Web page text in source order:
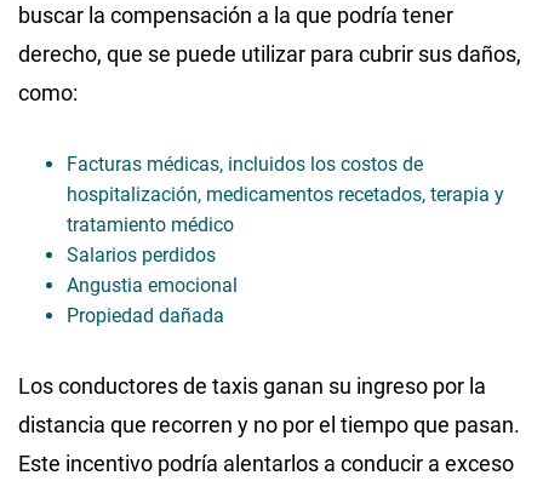
buscar la compensación a la que podría tener
derecho, que se puede utilizar para cubrir sus daños,
como:
Facturas médicas, incluidos los costos de
hospitalización, medicamentos recetados, terapia y
tratamiento médico
Salarios perdidos
Angustia emocional
Propiedad dañada
Los conductores de taxis ganan su ingreso por la
distancia que recorren y no por el tiempo que pasan.
Este incentivo podría alentarlos a conducir a exceso